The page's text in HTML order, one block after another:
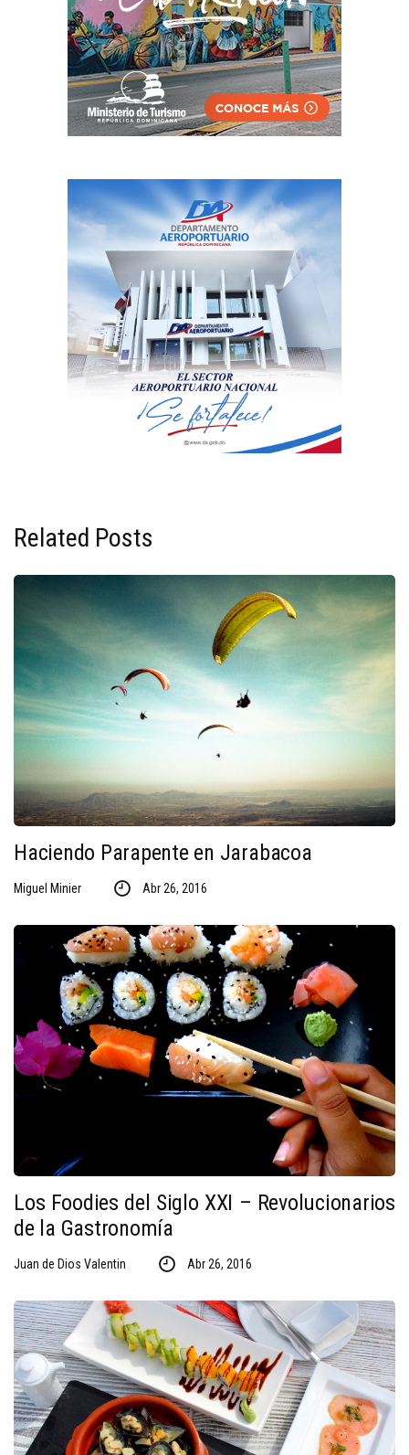
Related Posts
Haciendo Parapente en Jarabacoa
Miguel Minier Abr 26, 2016
Los Foodies del Siglo XXI – Revolucionarios
de la Gastronomía
Juan de Dios Valentin Abr 26, 2016